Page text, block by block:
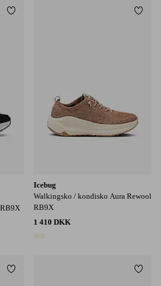
Tilføj til favoritter
Icebug
Walkingsko / kondisko Aura Rewool
RB9X
1 410 DKK
Tilføj til favoritter